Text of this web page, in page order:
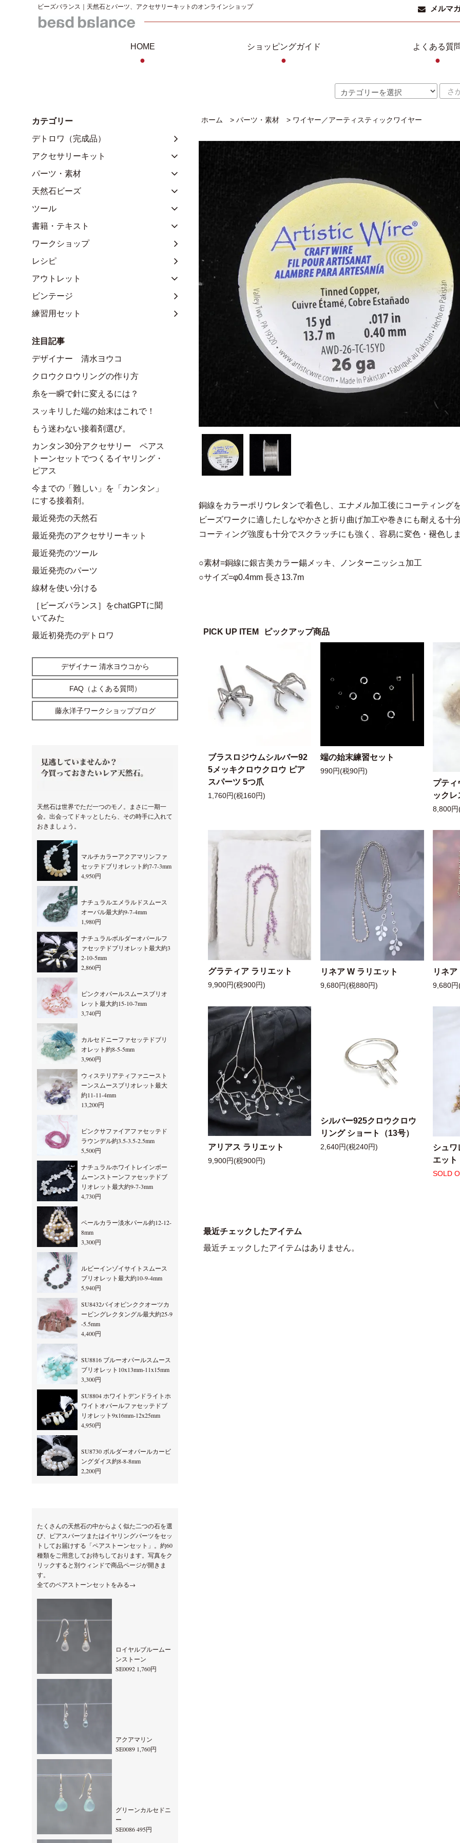
ビーズバランス｜天然石とパーツ、アクセサリーキットのオンラインショップ メルマ
HOME
●
ショッピングガイド
●
よくある質
●
ホーム > パーツ・素材 > ワイヤー／アーティスティックワイヤー
銅線をカラーポリウレタンで着色し、エナメル加工後にコーティング
ビーズワークに適したしなやかさと折り曲げ加工や巻きにも耐える十
コーティング強度も十分でスクラッチにも強く、容易に変色・褪色し
○素材=銅線に銀古美カラー錫メッキ、ノンターニッシュ加工
○サイズ=φ0.4mm 長さ13.7m
PICK UP ITEM ピックアップ商品
ブラスロジウムシルバー92
5メッキクロウクロウ ピア
スパーツ 5つ爪
1,760円(税160円)
端の始末練習セット
990円(税90円)
プティ
ックレ
8,800
グラティア ラリエット
9,900円(税900円)
リネア W ラリエット
9,680円(税880円)
リネ
9,680
アリアス ラリエット
9,900円(税900円)
シルバー925クロウクロウ
リング ショート（13号）
2,640円(税240円)
シュワ
エット
SOLD
最近チェックしたアイテム
最近チェックしたアイテムはありません。
カテゴリー
デトロワ（完成品）
アクセサリーキット
パーツ・素材
天然石ビーズ
ツール
書籍・テキスト
ワークショップ
レシピ
アウトレット
ビンテージ
練習用セット
注目記事
デザイナー 清水ヨウコ
クロウクロウリングの作り方
糸を一瞬で針に変えるには？
スッキリした端の始末はこれで！
もう迷わない接着剤選び。
カンタン30分アクセサリー ペアス
トーンセットでつくるイヤリング・
ピアス
今までの「難しい」を「カンタン」
にする接着剤。
最近発売の天然石
最近発売のアクセサリーキット
最近発売のツール
最近発売のパーツ
線材を使い分ける
［ビーズバランス］をchatGPTに聞
いてみた
最近初発売のデトロワ
デザイナー 清水ヨウコから
FAQ（よくある質問）
藤永洋子ワークショップブログ
天然石は世界でただ一つのモノ。まさに一期一
会。出会ってドキッとしたら、その時手に入れて
おきましょう。
マルチカラーアクアマリンファ
セッテドブリオレット約7-7-3mm
4,950円
ナチュラルエメラルドスムース
オーバル最大約9-7-4mm
1,980円
ナチュラルボルダーオパールフ
ァセッテドブリオレット最大約3
2-10-5mm
2,860円
ピンクオパールスムースブリオ
レット最大約15-10-7mm
3,740円
カルセドニーファセッテドブリ
オレット約8-5-5mm
3,960円
ウィステリアティファニースト
ーンスムースブリオレット最大
約11-11-4mm
13,200円
ピンクサファイアファセッテド
ラウンデル約3.5-3.5-2.5mm
5,500円
ナチュラルホワイトレインボー
ムーンストーンファセッテドブ
リオレット最大約9-7-3mm
4,730円
ペールカラー淡水パール約12-12-
8mm
3,300円
ルビーインゾイサイトスムース
ブリオレット最大約10-9-4mm
5,940円
SU8432バイオピンククオーツカ
ービングレクタングル最大約25-9
-5.5mm
4,400円
SU8816 ブルーオパールスムース
ブリオレット10x13mm-11x15mm
3,300円
SU8804 ホワイトデンドライトホ
ワイトオパールファセッテドブ
リオレット9x16mm-12x25mm
4,950円
SU8730 ボルダーオパールカービ
ングダイス約8-8-8mm
2,200円
たくさんの天然石の中からよく似た二つの石を選
び、ピアスパーツまたはイヤリングパーツをセッ
トしてお届けする「ペアストーンセット」。約60
種類をご用意してお待ちしております。写真をク
リックすると別ウィンドで商品ページが開きま
す。
全てのペアストーンセットをみる→
ロイヤルブルームー
ンストーン
SE0092 1,760円
アクアマリン
SE0089 1,760円
グリーンカルセドニ
ー
SE0086 495円